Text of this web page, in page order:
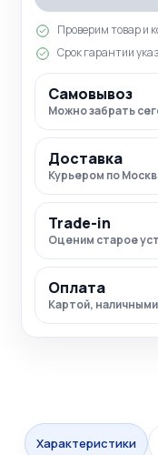
Проверим товар и
Срок гарантии
Самовывоз
Можно забрать
Доставка
Курьером по
Trade-in
Оценим старое
Оплата
Картой,
Характеристики